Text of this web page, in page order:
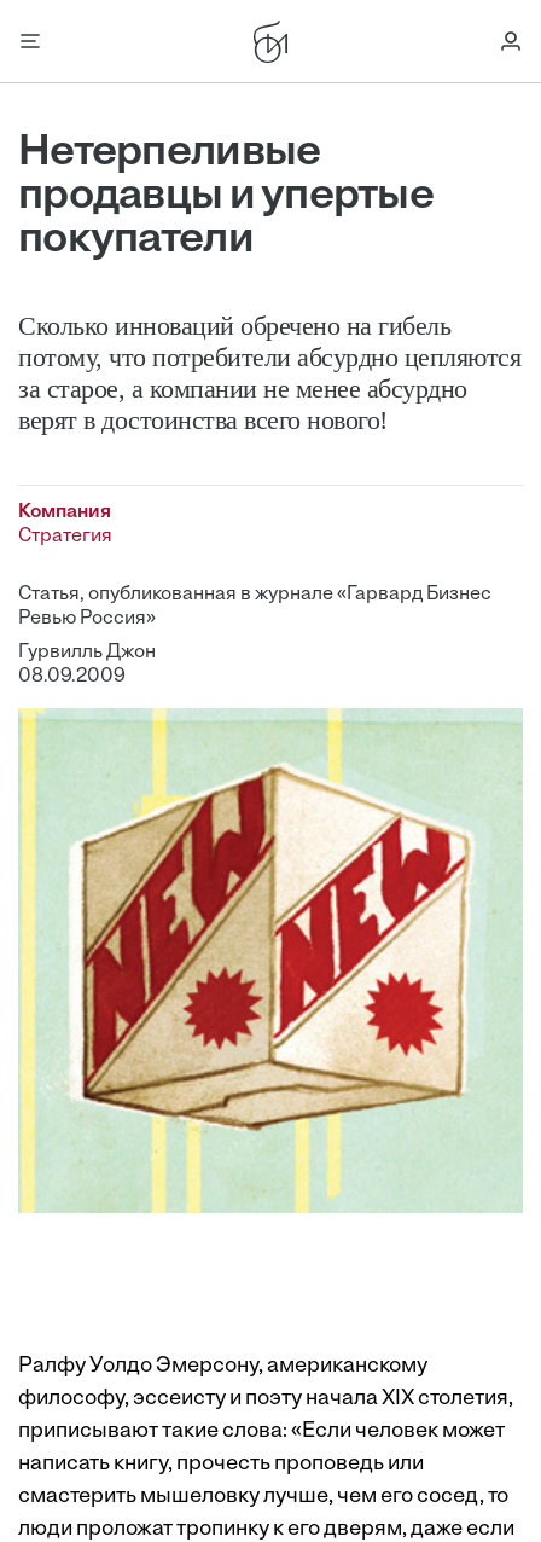
Нетерпеливые
продавцы и упертые
покупатели
Сколько инноваций обречено на гибель
потому, что потребители абсурдно цепляются
за старое, а компании не менее абсурдно
верят в достоинства всего нового!
Компания
Стратегия
Статья, опубликованная в журнале «Гарвард Бизнес
Ревью Россия»
Гурвилль Джон
08.09.2009
Ралфу Уолдо Эмерсону, американскому
философу, эссеисту и поэту начала XIX столетия,
приписывают такие слова: «Если человек может
написать книгу, прочесть проповедь или
смастерить мышеловку лучше, чем его сосед, то
люди проложат тропинку к его дверям, даже если